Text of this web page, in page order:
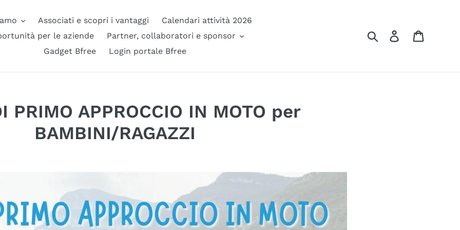
Associati e scopri i vantaggi
Calendari attività 2026
per le aziende
Partner, collaboratori e sponsor
Gadget Bfree
Login portale Bfree
Cerca Accedi
PRIMO APPROCCIO IN MOTO per
BAMBINI/RAGAZZI